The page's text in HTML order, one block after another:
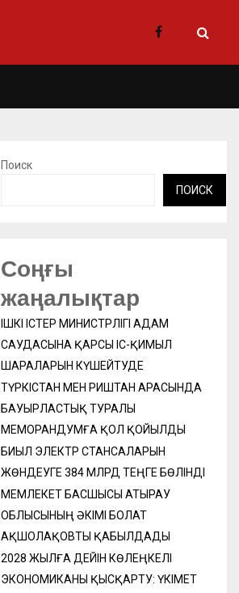
Поиск
ПОИСК
Соңғы
жаңалықтар
ІШКІ ІСТЕР МИНИСТРЛІГІ АДАМ
САУДАСЫНА ҚАРСЫ ІС-ҚИМЫЛ
ШАРАЛАРЫН КҮШЕЙТУДЕ
ТҮРКІСТАН МЕН РИШТАН АРАСЫНДА
БАУЫРЛАСТЫҚ ТУРАЛЫ
МЕМОРАНДУМҒА ҚОЛ ҚОЙЫЛДЫ
БИЫЛ ЭЛЕКТР СТАНСАЛАРЫН
ЖӨНДЕУГЕ 384 МЛРД ТЕҢГЕ БӨЛІНДІ
МЕМЛЕКЕТ БАСШЫСЫ АТЫРАУ
ОБЛЫСЫНЫҢ ӘКІМІ БОЛАТ
АҚШОЛАҚОВТЫ ҚАБЫЛДАДЫ
2028 ЖЫЛҒА ДЕЙІН КӨЛЕҢКЕЛІ
ЭКОНОМИКАНЫ ҚЫСҚАРТУ: ҮКІМЕТ